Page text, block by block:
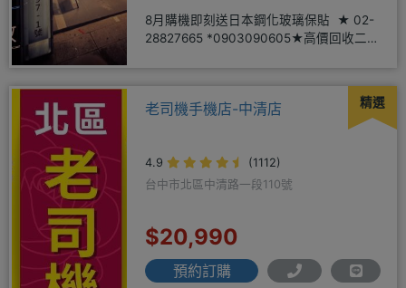
8月購機即刻送日本鋼化玻璃保貼 ★ 02-
28827665 *0903090605★高價回收二手
精選
老司機手機店-中清店
4.9
(1112)
台中市北區中清路一段110號
$20,990
預約訂購